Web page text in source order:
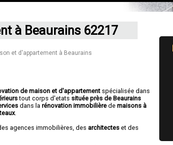
à Beaurains 62217
et d'appartement à Beaurains
de maison et d'appartement spécialisée dans
tout corps d'etats située près de Beaurains
dans larénovation immobilière demaisons à
.
agences immobilières, des architectes et des